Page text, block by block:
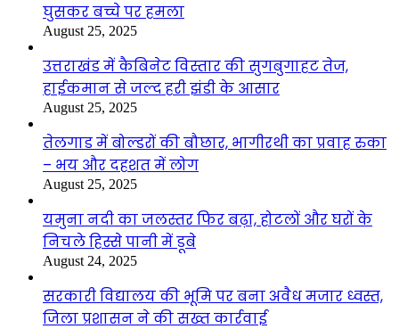
घुसकर बच्चे पर हमला
August 25, 2025
उत्तराखंड में कैबिनेट विस्तार की सुगबुगाहट तेज,
हाईकमान से जल्द हरी झंडी के आसार
August 25, 2025
तेलगाड में बोल्डरों की बौछार, भागीरथी का प्रवाह रुका
– भय और दहशत में लोग
August 25, 2025
यमुना नदी का जलस्तर फिर बढ़ा, होटलों और घरों के
निचले हिस्से पानी में डूबे
August 24, 2025
सरकारी विद्यालय की भूमि पर बना अवैध मजार ध्वस्त,
जिला प्रशासन ने की सख्त कार्रवाई